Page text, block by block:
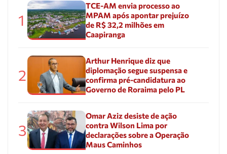
1
TCE-AM envia processo ao
MPAM após apontar prejuízo
de R$ 32,2 milhões em
Caapiranga
2
Arthur Henrique diz que
diplomação segue suspensa e
confirma pré-candidatura ao
Governo de Roraima pelo PL
3
Omar Aziz desiste de ação
contra Wilson Lima por
declarações sobre a Operação
Maus Caminhos